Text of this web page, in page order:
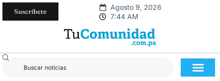
Suscríbete
Agosto 9, 2026
7:44 AM